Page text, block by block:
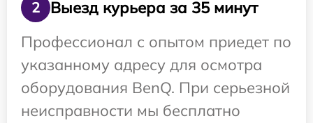
2
Выезд курьера за 35 минут
Профессионал с опытом приедет по
указанному адресу для осмотра
оборудования BenQ. При серьезной
неисправности мы бесплатно